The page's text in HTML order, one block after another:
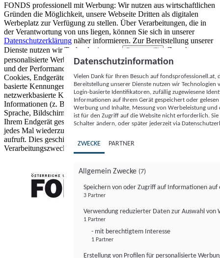
FONDS professionell mit Werbung: Wir nutzen aus wirtschaftlichen
Gründen die Möglichkeit, unsere Webseite Dritten als digitalen
Werbeplatz zur Verfügung zu stellen. Über Verarbeitungen, die in
der Verantwortung von uns liegen, können Sie sich in unserer
Datenschutzerklärung näher informieren. Zur Bereitstellung unserer
Dienste nutzen wir Technologien von
Partnern (5)
. Zwecke:
personalisierte Werbung und Inhalte, Messung von Werbeleistung
und der Performance von Inhalten sowie Zielgruppenforschung.
Cookies, Endgeräte- oder ähnliche Online-Kennungen (z. B. login-
basierte Kennungen, zufällig generierte Kennungen,
netzwerkbasierte Kennungen) können zusammen mit anderen
Informationen (z. B. Browsertyp und Browserinformationen,
Sprache, Bildschirmgröße, unterstützte Technologien usw.) auf
Ihrem Endgerät gespeichert oder von dort ausgelesen werden, um es
jedes Mal wiederzuerkennen, wenn es eine App oder einer Webseite
aufruft. Dies geschieht für einen oder mehrere der hier aufgeführten
Verarbeitungszwecke.
Datenschutzinformation
Vielen Dank für Ihren Besuch auf
Bereitstellung unserer Dienste nutzen wir Technologien
Login-basierte Identifikatoren, zufällig zugewiesene
Informationen auf Ihrem Gerät gespeichert oder
Werbung und Inhalte, Messung von Werbeleistung
ist für den Zugriff auf die Website nicht erforderlich.
Schalter ändern, oder später jederzeit via
ZWECKE PARTNER
Allgemein Zwecke (7)
Speichern von oder Zugriff auf Informationen auf
3 Partner
Verwendung reduzierter Daten zur Auswahl von
1 Partner
- mit berechtigtem Interesse
1 Partner
Erstellung von Profilen für personalisierte
FONDS professionell